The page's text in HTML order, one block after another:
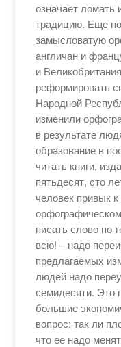
означает ломать
традицию. Еще
замысловатую
англичан и
и
реформировать
Народной
изменили
в результате
образование в
читать книги,
пятьдесят, сто
человек привык
писать слово
всю! – надо
предлагаемых
людей надо
семидесяти. Это
большие
вопрос: так ли
что ее надо